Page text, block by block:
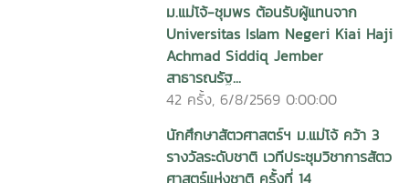
ม.แม่โจ้-ชุมพร ต้อนรับผู้แทนจาก
Universitas Islam Negeri Kiai Haji
Achmad Siddiq Jember
สาธารณรัฐ...
42 ครั้ง, 6/8/2569 0:00:00
นักศึกษาสัตวศาสตร์ฯ ม.แม่โจ้ คว้า 3
รางวัลระดับชาติ เวทีประชุมวิชาการสัตว
ศาสตร์แห่งชาติ ครั้งที่ 14